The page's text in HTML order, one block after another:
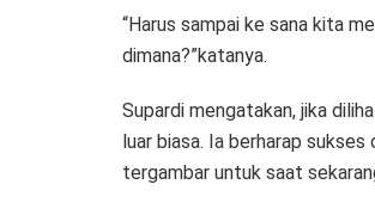
“Harus sampai ke sana kita
dimana?”katanya.
Supardi mengatakan, jika
luar biasa. Ia berharap
tergambar untuk saat